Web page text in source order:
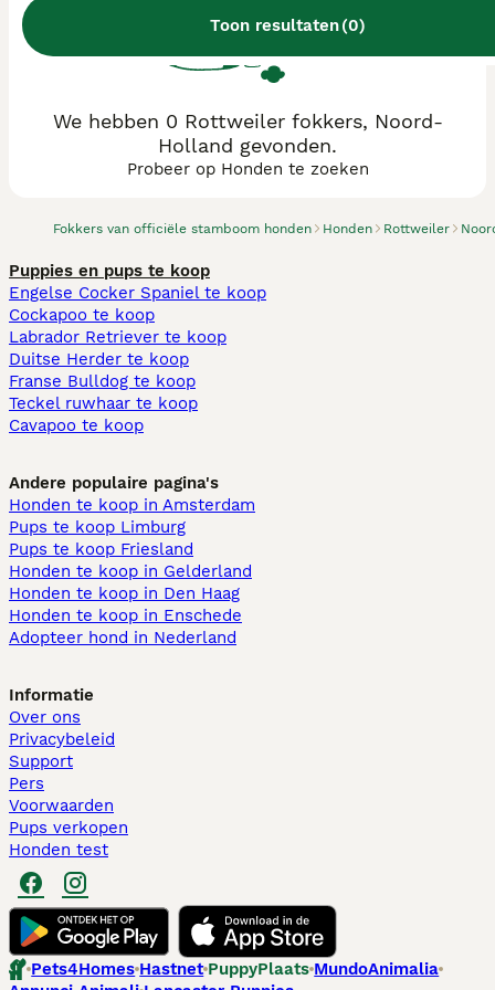
Toon resultaten(0)
Fokkers van officiële stamboom honden Honden Rottweiler
We hebben 0 Rottweiler fokkers, Noord-
Holland gevonden.
Probeer op Honden te zoeken
Puppies en pups te koop
Engelse Cocker Spaniel te koop
Cockapoo te koop
Labrador Retriever te koop
Duitse Herder te koop
Franse Bulldog te koop
Teckel ruwhaar te koop
Cavapoo te koop
Andere populaire pagina's
Honden te koop in Amsterdam
Pups te koop Limburg​
Pups te koop Friesland​
Honden te koop in Gelderland
Honden te koop in Den Haag
Honden te koop in Enschede
Adopteer hond in Nederland
Informatie
Over ons
Privacybeleid
Support
Pers
Voorwaarden
Pups verkopen
Honden test
Pets4Homes Hastnet PuppyPlaats MundoAnimalia